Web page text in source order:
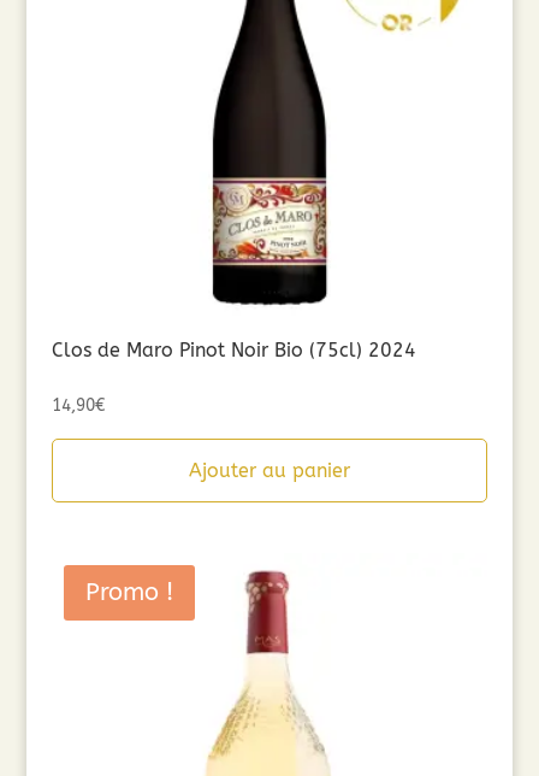
Clos de Maro Pinot Noir Bio (75cl) 2024
14,90€
Ajouter au panier
Promo !